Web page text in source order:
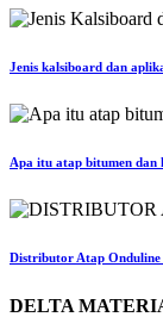
Jenis kalsiboard dan
Apa itu atap bitumen dan
Distributor Atap Onduline
DELTA